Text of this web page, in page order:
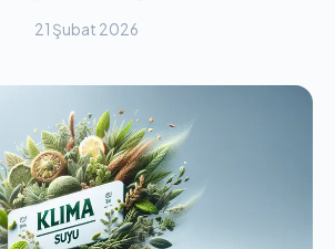
21 Şubat 2026